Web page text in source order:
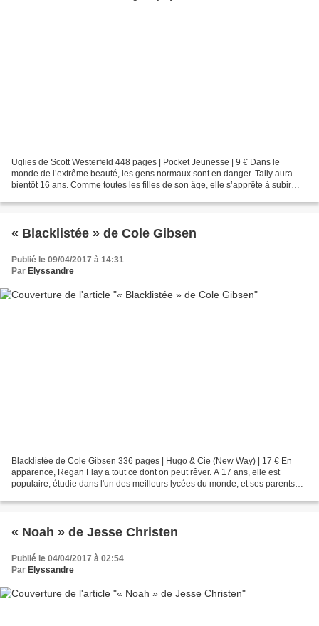
Uglies de Scott Westerfeld 448 pages | Pocket Jeunesse | 9 € Dans le
monde de l’extrême beauté, les gens normaux sont en danger. Tally aura
bientôt 16 ans. Comme toutes les filles de son âge, elle s’apprête à subir
« Blacklistée » de Cole Gibsen
Publié le 09/04/2017 à 14:31
Par Elyssandre
Blacklistée de Cole Gibsen 336 pages | Hugo & Cie (New Way) | 17 € En
apparence, Regan Flay a tout ce dont on peut rêver. A 17 ans, elle est
populaire, étudie dans l'un des meilleurs lycées du monde, et ses parents
« Noah » de Jesse Christen
Publié le 04/04/2017 à 02:54
Par Elyssandre